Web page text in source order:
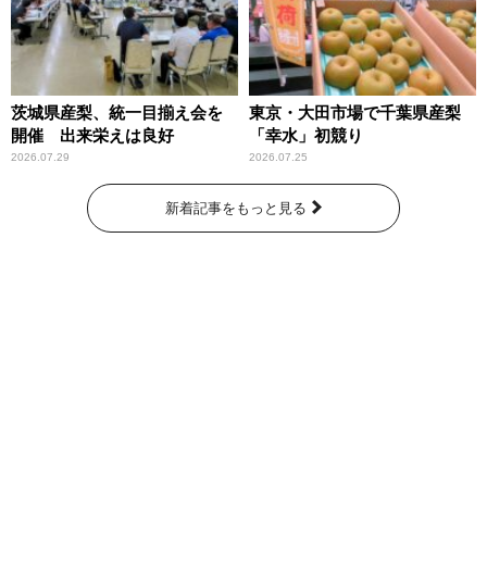
茨城県産梨、統一目揃え会を
開催 出来栄えは良好
2026.07.29
東京・大田市場で千葉県産梨
「幸水」初競り
2026.07.25
新着記事をもっと見る